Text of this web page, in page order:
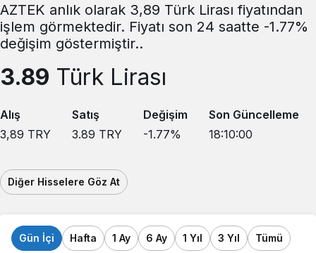
AZTEK anlık olarak 3,89 Türk Lirası fiyatından
işlem görmektedir. Fiyatı son 24 saatte -1.77%
değişim göstermiştir..
3.89 Türk Lirası
Alış
3,89 TRY
Satış
3.89 TRY
Değişim
-1.77%
Son Güncelleme
18:10:00
Diğer Hisselere Göz At
Gün İçi Hafta 1 Ay 6 Ay 1 Yıl 3 Yıl Tümü